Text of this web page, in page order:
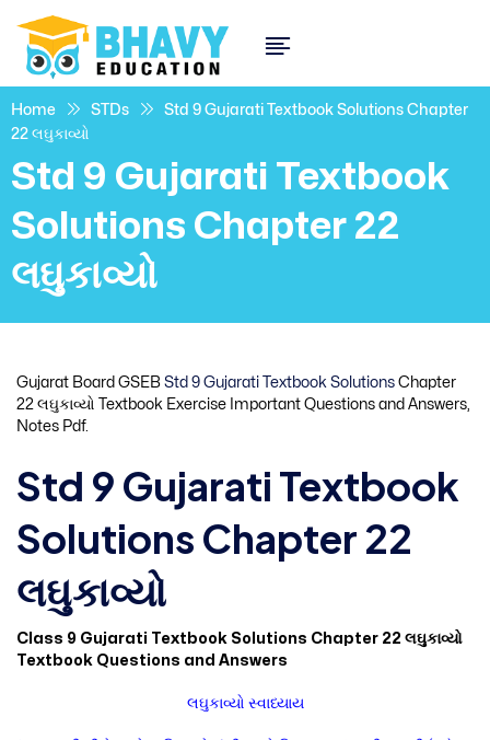
Home STDs
Std 9 Gujarati Textbook Solutions Chapter
22 લઘુકાવ્યો
Std 9 Gujarati Textbook
Solutions Chapter 22
લઘુકાવ્યો
Gujarat Board GSEB Std 9 Gujarati Textbook Solutions Chapter
22 લઘુકાવ્યો Textbook Exercise Important Questions and Answers,
Notes Pdf.
Std 9 Gujarati Textbook
Solutions Chapter 22
લઘુકાવ્યો
Class 9 Gujarati Textbook Solutions Chapter 22 લઘુકાવ્યો
Textbook Questions and Answers
લઘુકાવ્યો સ્વાધ્યાય